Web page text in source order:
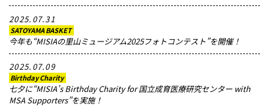
2025.07.31
SATOYAMA BASKET
今年も“MISIAの里山ミュージアム2025フォトコンテスト”を開催！
2025.07.09
Birthday Charity
七夕に“MISIA’s Birthday Charity for 国立成育医療研究センター with
MSA Supporters”を実施！